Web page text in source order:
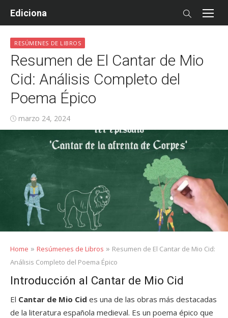
Ediciona
RESÚMENES DE LIBROS
Resumen de El Cantar de Mio
Cid: Análisis Completo del
Poema Épico
Posted
on
marzo 24, 2024
Home » Resúmenes de Libros » Resumen de El Cantar de Mio Cid:
Análisis Completo del Poema Épico
Introducción al Cantar de Mio Cid
El Cantar de Mio Cid es una de las obras más destacadas
de la literatura española medieval. Es un poema épico que